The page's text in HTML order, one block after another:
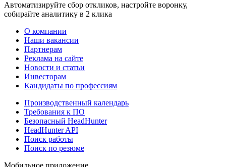
Автоматизируйте сбор откликов, настройте воронку,
собирайте аналитику в 2 клика
О компании
Наши вакансии
Партнерам
Реклама на сайте
Новости и статьи
Инвесторам
Кандидаты по профессиям
Производственный календарь
Требования к ПО
Безопасный HeadHunter
HeadHunter API
Поиск работы
Поиск по резюме